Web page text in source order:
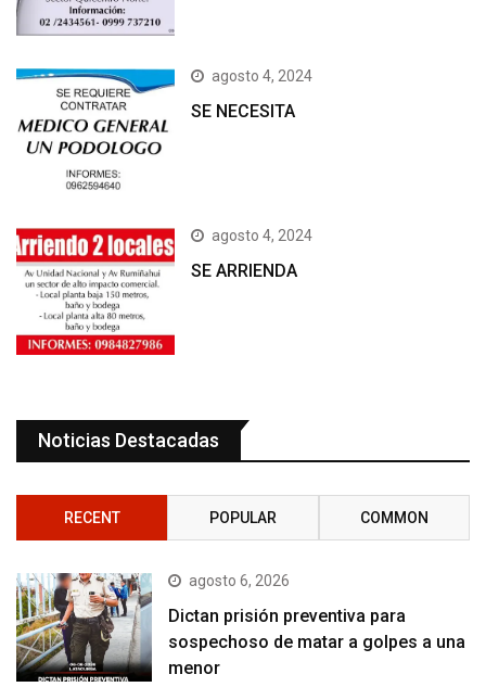
agosto 4, 2024
SE NECESITA
agosto 4, 2024
SE ARRIENDA
Noticias Destacadas
RECENT POPULAR COMMON
agosto 6, 2026
Dictan prisión preventiva para
sospechoso de matar a golpes a una
menor